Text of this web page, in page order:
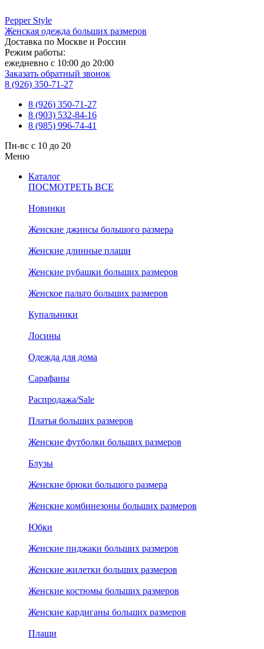
Pepper Style
Женская одежда больших размеров
Доставка по Москве и России
Режим работы:
ежедневно с 10:00 до 20:00
Заказать обратный звонок
8 (926) 350-71-27
8 (926) 350-71-27
8 (903) 532-84-16
8 (985) 996-74-41
Пн-вс с 10 до 20
Меню
Каталог
ПОСМОТРЕТЬ ВСЕ
Новинки
Женские джинсы большого размера
Женские длинные плащи
Женские рубашки больших размеров
Женское пальто больших размеров
Купальники
Лосины
Одежда для дома
Сарафаны
Распродажа/Sale
Платья больших размеров
Женские футболки больших размеров
Блузы
Женские брюки большого размера
Женские комбинезоны больших размеров
Юбки
Женские пиджаки больших размеров
Женские жилетки больших размеров
Женские костюмы больших размеров
Женские кардиганы больших размеров
Плащи